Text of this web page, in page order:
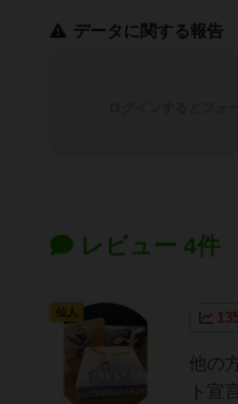
データに関する報告
レビュー 4件
他の
ト宣
仙人